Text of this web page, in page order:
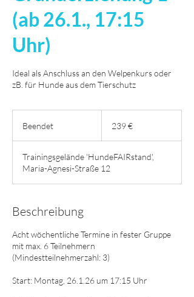
(ab 26.1., 17:15
Uhr)
Ideal als Anschluss an den Welpenkurs oder
zB. für Hunde aus dem Tierschutz
Beendet
n
d
e
239 €
Trainingsgelände 'HundeFAIRstand',
Maria-Agnesi-Straße 12
Beschreibung
Acht wöchentliche Termine in fester Gruppe
mit max. 6 Teilnehmern
(Mindestteilnehmerzahl: 3)
Start: Montag, 26.1.26 um 17:15 Uhr